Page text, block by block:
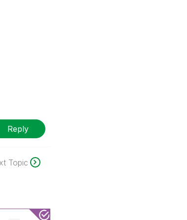
Reply
Topic